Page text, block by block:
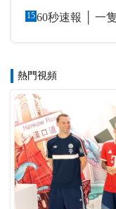
1560秒速報 │ 一
熱門視頻